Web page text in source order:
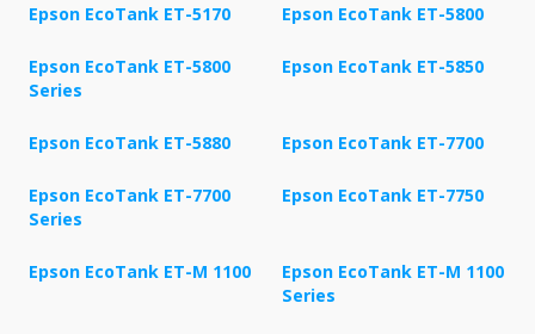
Epson EcoTank ET-5170 Epson EcoTank ET-5800
Epson EcoTank ET-5800
Series
Epson EcoTank ET-5850
Epson EcoTank ET-5880 Epson EcoTank ET-7700
Epson EcoTank ET-7700
Series
Epson EcoTank ET-7750
Epson EcoTank ET-M 1100
Epson EcoTank ET-M 1100
Series